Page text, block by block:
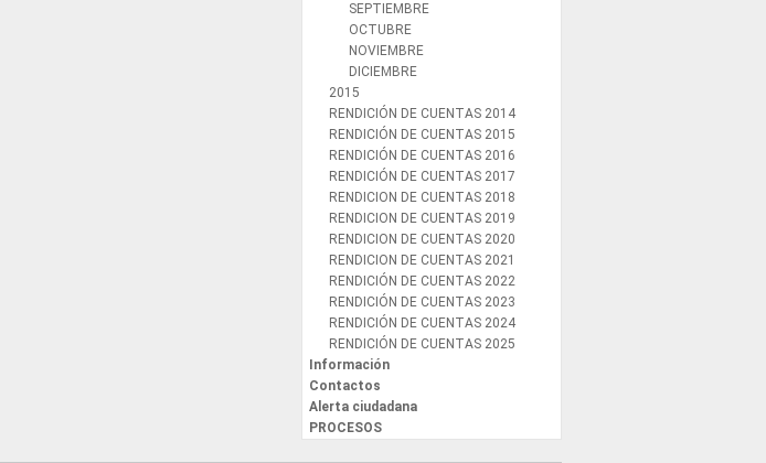
SEPTIEMBRE
OCTUBRE
NOVIEMBRE
DICIEMBRE
2015
RENDICIÓN DE CUENTAS 2014
RENDICIÓN DE CUENTAS 2015
RENDICIÓN DE CUENTAS 2016
RENDICIÓN DE CUENTAS 2017
RENDICION DE CUENTAS 2018
RENDICION DE CUENTAS 2019
RENDICION DE CUENTAS 2020
RENDICION DE CUENTAS 2021
RENDICIÓN DE CUENTAS 2022
RENDICIÓN DE CUENTAS 2023
RENDICIÓN DE CUENTAS 2024
RENDICIÓN DE CUENTAS 2025
Información
Contactos
Alerta ciudadana
PROCESOS